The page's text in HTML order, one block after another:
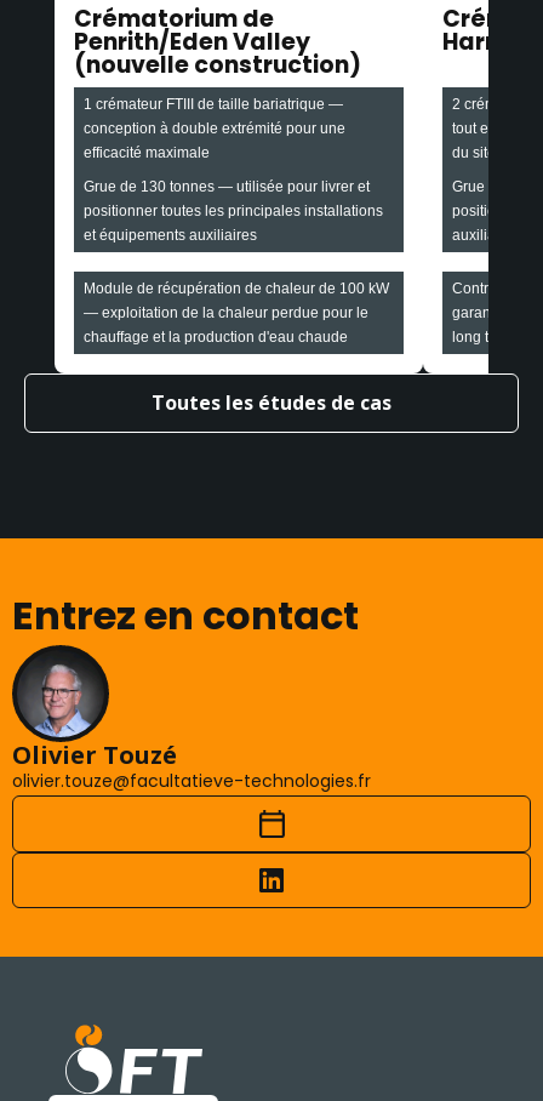
Crématorium de
Penrith/Eden Valley
(nouvelle construction)
1 crémateur FTIII de taille bariatrique —
conception à double extrémité pour une
efficacité maximale
Grue de 130 tonnes — utilisée pour livrer et
positionner toutes les principales installations
et équipements auxiliaires
Module de récupération de chaleur de 100 kW
— exploitation de la chaleur perdue pour le
chauffage et la production d'eau chaude
2 crémateurs
tout en
du site
Grue de 90
positionner
auxiliaires
Contrat de
garantie
long terme
Toutes les études de cas
Entrez en contact
Olivier Touzé
olivier.touze@facultatieve-technologies.fr